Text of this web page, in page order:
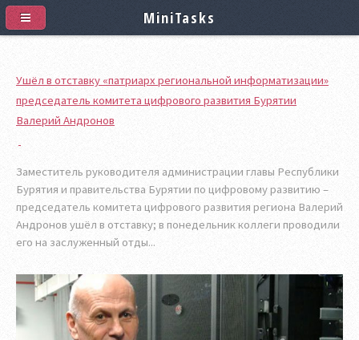
Ушёл в отставку «патриарх региональной информатизации»
председатель комитета цифрового развития Бурятии
Валерий Андронов
Заместитель руководителя администрации главы Республики
Бурятия и правительства Бурятии по цифровому развитию –
председатель комитета цифрового развития региона Валерий
Андронов ушёл в отставку; в понедельник коллеги проводили
его на заслуженный отды...
MiniTasks